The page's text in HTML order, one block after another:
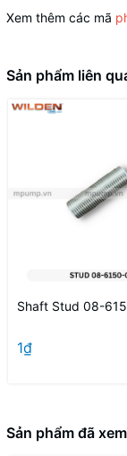
Xem thêm các mã
Sản phẩm liên
Shaft Stud 08-
1₫
Sản phẩm đã xem